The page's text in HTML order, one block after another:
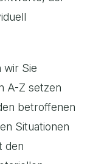
wir Sie
A-Z setzen
betroffenen
Situationen
den